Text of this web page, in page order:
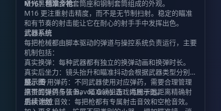
哑光黑色聚合物套筒座和钢制套筒组成的外观。
M16：精准步枪
M16 更注重射击精度，而不是无节制扫射。稳定的瞄准
和有节奏的射击能让它在耐心的射手手中发挥出色。
武器系统
每把枪械都由脚本驱动的弹道与操控系统负责运行，主要
机制包括：
真实换弹：每种武器都有独立的换弹动画和换弹时长。
真实后坐力：镜头抬升和瞄准抖动会根据武器类型分别调
整。 专用弹药：不同武器使用对应弹药，需要合理管理
携带的弹药与装备。 瞄准镜狙击：适用于远距离精确射
击。 独立音效：每把枪都有专属射击音效和空枪音效。
展示图
原页面提供多张 Havoc Guns 游戏内展示图。
后续计划